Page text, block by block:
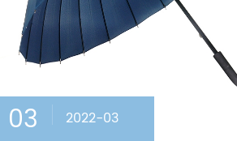
03 2022-03